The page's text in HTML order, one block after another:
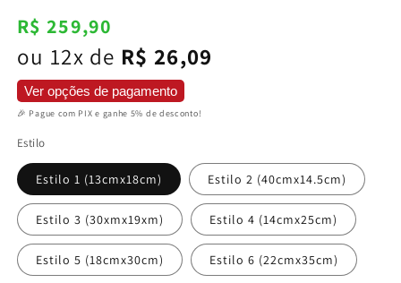
Preço
normal
R$ 259,90
ou 12x de R$ 26,09
Ver opções de pagamento
🎉 Pague com PIX e ganhe 5% de desconto!
Estilo
Estilo 1 (13cmx18cm) Estilo 2 (40cmx14.5cm)
Estilo 3 (30xmx19xm) Estilo 4 (14cmx25cm)
Estilo 5 (18cmx30cm) Estilo 6 (22cmx35cm)